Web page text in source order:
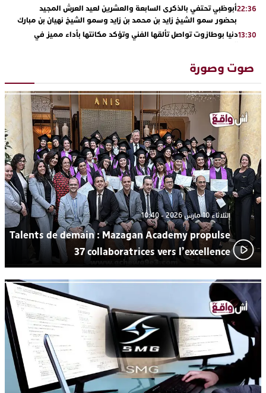
22:36أبوظبي تحتفي بالذكرى السابعة والعشرين لعيد العرش المجيد
بحضور سمو الشيخ زايد بن محمد بن زايد وسمو الشيخ نهيان بن مبارك
13:30دنيا بوطازوت تواصل تألقها الفني وتؤكد مكانتها بأداء مميز في
رهينتين من قبضة ذي سوابق بالجديدة
اتحاد المقاولات الإعلامية يقود قاطرة التكوين بالجديدة ويستضيف
الإعلامي سعيد بلفقير في دورة استثنائية
23:18 ترسيخا لثقافة ترشيد الموارد المائية.. اختتام فعاليات النسخة الثانية
من “القرية الذكية للماء” بمركز الاصطياف ببوزنيقة
17:36 من الراب والراي إلى العيطة والأغنية الأمازيغية.. مهرجان الناظور
المتوسطي يحتفي بتنوع الموسيقى المغربية
صوت وصورة
الثلاثاء 10 مارس 2026 - 10:40
Talents de demain : Mazagan Academy propulse
37 collaboratrices vers l’excellence